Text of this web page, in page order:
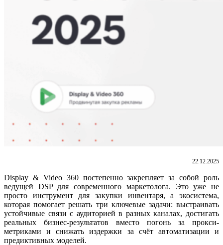
22.12.2025
Display & Video 360 постепенно закрепляет за собой роль
ведущей DSPдля современного маркетолога. Это уже не
просто инструмент для закупки инвентаря, а экосистема,
которая помогает решать три ключевые задачи: выстраивать
устойчивые связи с аудиторией в разных каналах, достигать
реальных бизнес-результатов вместо погонь за прокси-
метриками и снижать издержки за счёт автоматизации и
предиктивных моделей.